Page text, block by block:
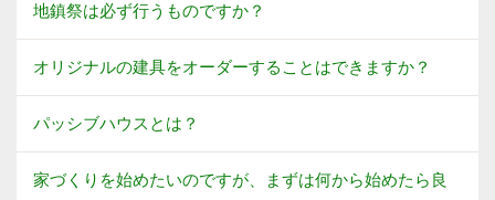
地鎮祭は必ず行うものですか？
オリジナルの建具をオーダーすることはできますか？
パッシブハウスとは？
家づくりを始めたいのですが、まずは何から始めたら良